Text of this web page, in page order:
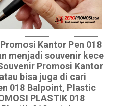
Kantor Pen 018
menjadi souvenir kece
Promosi Kantor
bisa juga di cari
018 Balpoint, Plastic
PLASTIK 018